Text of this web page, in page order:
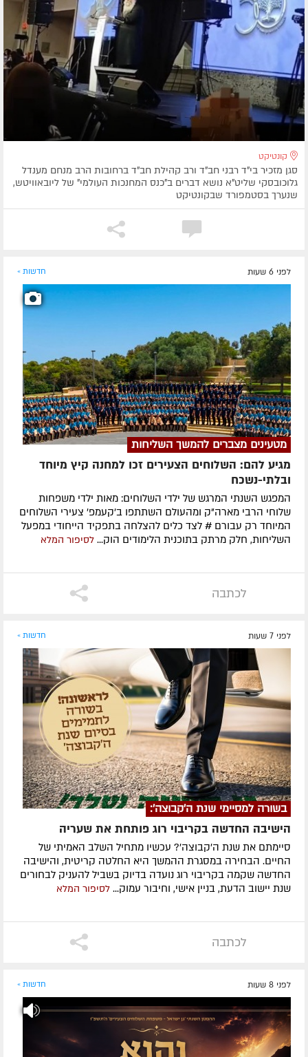
קונטיקט
סגן מזכיר בי"ד רבני חב"ד ורב קהילת חב"ד ברחובות הרב מנחם מענדל
גלוכובסקי שליט"א נושא דברים ב"כנס המחנכות העולמי" של ליובאוויטש,
שנערך בסטמפורד שבקונטיקט
לפני 6 שעות חדשות »
מטעינים מצברים להמשך השליחות
מגיע להם: השלוחים הצעירים זכו למחנה קיץ מיוחד
ובלתי-נשכח
המפגש השנתי המרגש של ילדי השלוחים: מאות ילדי משפחות
שלוחי הרבי מארה"ק ומהעולם השתתפו ב'קעמפ' צעירי השלוחים
המיוחד רק עבורם # לצד כלים להצלחה בתפקיד הייחודי במפעל
השליחות, חלק מרתק בתוכנית הלימודים הוק... לסיפור המלא
לכתבה
לפני 7 שעות חדשות »
בשורה למסיימי שנת ה'קבוצה':
הישיבה החדשה בקריבוי רוג פותחת את שעריה
סיימתם את שנת ה'קבוצה'? עכשיו מתחיל השלב האמיתי של
החיים. הבחירה במסגרת ההמשך היא החלטה קריטית, והישיבה
החדשה שקמה בקריבוי רוג נועדה בדיוק בשביל להעניק לבחורים
שנת יישוב הדעת, בניין אישי, וחיבור עמוק... לסיפור המלא
לכתבה
לפני 8 שעות חדשות »